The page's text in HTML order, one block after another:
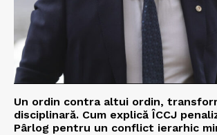
Un ordin contra altui ordin,
disciplinară. Cum explică ÎCCJ
Pârlog pentru un conflict ierarhic